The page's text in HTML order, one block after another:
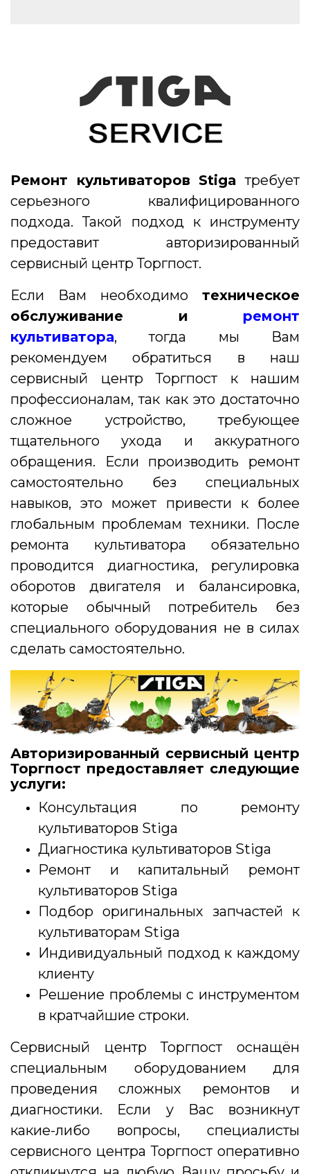
Ремонт культиваторов Stiga требует
серьезного квалифицированного
подхода. Такой подход к инструменту
предоставит авторизированный
сервисный центр Торгпост.
Если Вам необходимо техническое
обслуживание и ремонт
культиватора, тогда мы Вам
рекомендуем обратиться в наш
сервисный центр Торгпост к нашим
профессионалам, так как это достаточно
сложное устройство, требующее
тщательного ухода и аккуратного
обращения. Если производить ремонт
самостоятельно без специальных
навыков, это может привести к более
глобальным проблемам техники. После
ремонта культиватора обязательно
проводится диагностика, регулировка
оборотов двигателя и балансировка,
которые обычный потребитель без
специального оборудования не в силах
сделать самостоятельно.
Авторизированный сервисный центр
Торгпост предоставляет следующие
услуги:
Консультация по ремонту
культиваторов Stiga
Диагностика культиваторов Stiga
Ремонт и капитальный ремонт
культиваторов Stiga
Подбор оригинальных запчастей к
культиваторам Stiga
Индивидуальный подход к каждому
клиенту
Решение проблемы с инструментом
в кратчайшие строки.
Сервисный центр Торгпост оснащён
специальным оборудованием для
проведения сложных ремонтов и
диагностики. Если у Вас возникнут
какие-либо вопросы, специалисты
сервисного центра Торгпост оперативно